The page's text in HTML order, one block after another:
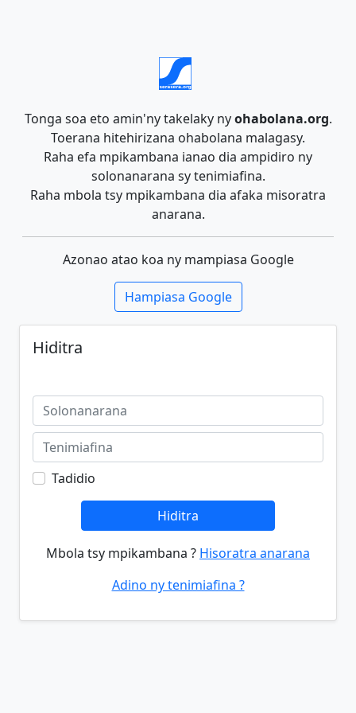
Tonga soa eto amin'ny takelaky nyohabolana.org.
Toerana hitehirizana ohabolana malagasy.
Raha efa mpikambana ianao dia ampidiro ny
solonanarana sy tenimiafina.
Raha mbola tsy mpikambana dia afaka misoratra
anarana.
Azonao atao koa ny mampiasa Google
Hampiasa Google
Hiditra
Tadidio
Hiditra
Mbola tsy mpikambana ? Hisoratra anarana
Adino ny tenimiafina ?